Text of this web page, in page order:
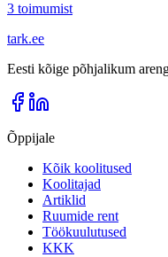
3 toimumist
tark.ee
Eesti kõige põhjalikum
Õppijale
Kõik koolitused
Koolitajad
Artiklid
Ruumide rent
Töökuulutused
KKK